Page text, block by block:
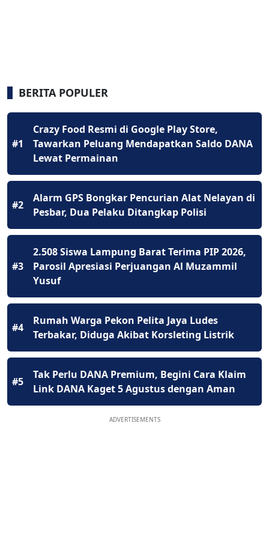
BERITA POPULER
#1
Crazy Food Resmi di Google Play Store,
Tawarkan Peluang Mendapatkan Saldo DANA
Lewat Permainan
#2
Alarm GPS Bongkar Pencurian Alat Nelayan di
Pesbar, Dua Pelaku Ditangkap Polisi
#3
2.508 Siswa Lampung Barat Terima PIP 2026,
Parosil Apresiasi Perjuangan Al Muzammil
Yusuf
#4
Rumah Warga Pekon Pelita Jaya Ludes
Terbakar, Diduga Akibat Korsleting Listrik
#5
Tak Perlu DANA Premium, Begini Cara Klaim
Link DANA Kaget 5 Agustus dengan Aman
ADVERTISEMENTS